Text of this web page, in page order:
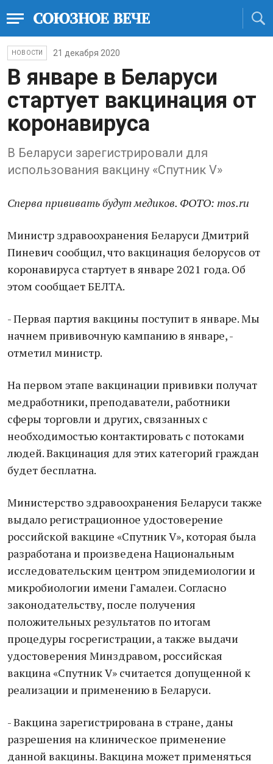
НОВОСТИ 21 декабря 2020
В январе в Беларуси
стартует вакцинация от
коронавируса
В Беларуси зарегистрировали для
использования вакцину «Спутник V»
Сперва прививать будут медиков. ФОТО: mos.ru
Министр здравоохранения Беларуси Дмитрий
Пиневич сообщил, что вакцинация белорусов от
коронавируса стартует в январе 2021 года. Об
этом сообщает БЕЛТА.
- Первая партия вакцины поступит в январе. Мы
начнем прививочную кампанию в январе, -
отметил министр.
На первом этапе вакцинации прививки получат
медработники, преподаватели, работники
сферы торговли и других, связанных с
необходимостью контактировать с потоками
людей. Вакцинация для этих категорий граждан
будет бесплатна.
Министерство здравоохранения Беларуси также
выдало регистрационное удостоверение
российской вакцине «Спутник V», которая была
разработана и произведена Национальным
исследовательским центром эпидемиологии и
микробиологии имени Гамалеи. Согласно
законодательству, после получения
положительных результатов по итогам
процедуры госрегистрации, а также выдачи
удостоверения Минздравом, российская
вакцина «Спутник V» считается допущенной к
реализации и применению в Беларуси.
- Вакцина зарегистрирована в стране, даны
разрешения на клиническое применение
данной вакцины. Вакцина может применяться